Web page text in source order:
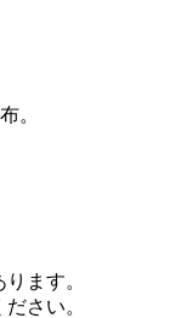
。
ます。
さい。